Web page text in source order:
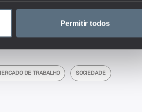
Permitir todos
DE TRABALHO SOCIEDADE